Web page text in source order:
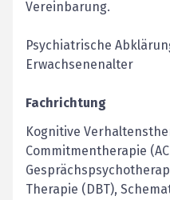
Vereinbarung.
Psychiatrische
Erwachsenenalter
Fachrichtung
Kognitive
Commitmentherapie
Therapie (DBT),